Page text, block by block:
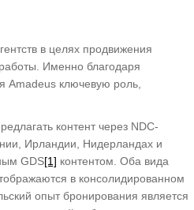
в целях продвижения
Именно благодаря
Amadeus ключевую роль,
контент через NDC-
Ирландии, Нидерландах и
GDS[1] контентом. Оба вида
в консолидированном
опыт бронирования является